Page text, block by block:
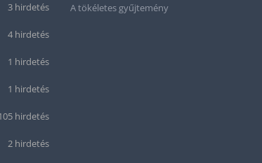
3 hirdetés
4 hirdetés
1 hirdetés
1 hirdetés
hirdetés
2 hirdetés
A tökéletes gyűjtemény